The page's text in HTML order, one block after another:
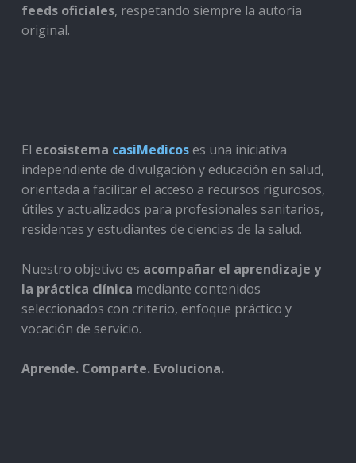
feeds oficiales, respetando siempre la autoría
original.
El ecosistema casiMedicoses una iniciativa
independiente de divulgación y educación en salud,
orientada a facilitar el acceso a recursos rigurosos,
útiles y actualizados para profesionales sanitarios,
residentes y estudiantes de ciencias de la salud.
Nuestro objetivo es acompañar el aprendizaje y
la práctica clínica mediante contenidos
seleccionados con criterio, enfoque práctico y
vocación de servicio.
Aprende. Comparte. Evoluciona.